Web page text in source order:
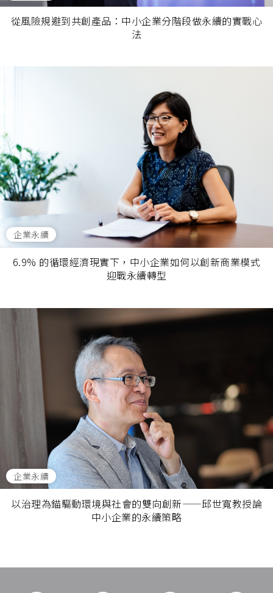
從風險規避到共創產品：中小企業分階段做永續的實戰心
法
企業永續
6.9% 的循環經濟現實下，中小企業如何以創新商業模式
迎戰永續轉型
企業永續
以治理為錨驅動環境與社會的雙向創新——邱世寬教授論
中小企業的永續策略